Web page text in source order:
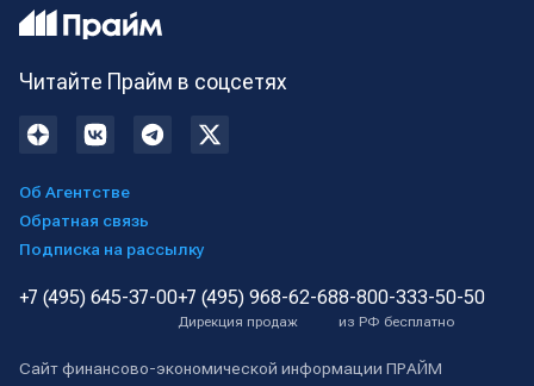
Читайте Прайм в соцсетях
Об Агентстве
Обратная связь
Подписка на рассылку
+7 (495) 645-37-00+7 (495) 968-62-68
Дирекция продаж
8-800-333-50-50
из РФ бесплатно
Сайт финансово-экономической информации ПРАЙМ